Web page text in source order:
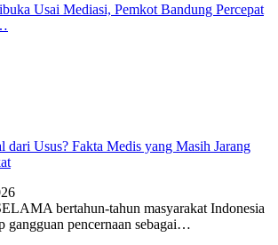
Usai Mediasi, Pemkot Bandung Percepat
dari Usus? Fakta Medis yang Masih Jarang
bertahun-tahun masyarakat Indonesia
gangguan pencernaan sebagai…